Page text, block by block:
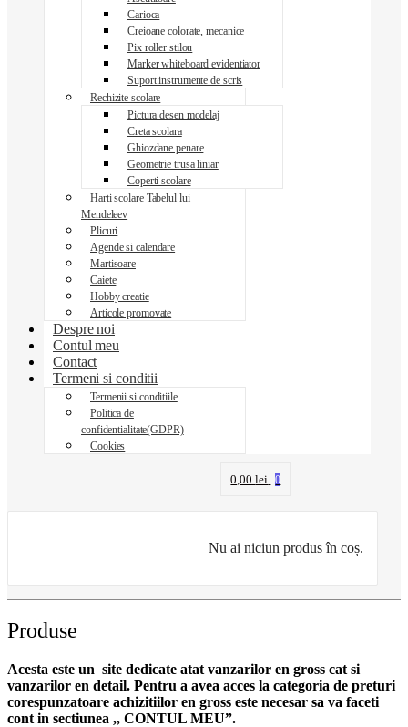
Carioca
Creioane colorate, mecanice
Pix roller stilou
Marker whiteboard evidentiator
Suport instrumente de scris
Rechizite scolare
Pictura desen modelaj
Creta scolara
Ghiozdane penare
Geometrie trusa liniar
Coperti scolare
Harti scolare Tabelul lui
Mendeleev
Plicuri
Agende si calendare
Martisoare
Caiete
Hobby creatie
Articole promovate
Despre noi
Contul meu
Contact
Termeni si conditii
Termenii si conditiile
Politica de
confidentialitate(GDPR)
Cookies
0,00lei 0
Nu ai niciun produs în coș.
Produse
Acesta este un site dedicate atat vanzarilor en gross cat si
vanzarilor en detail. Pentru a avea acces la categoria de preturi
corespunzatoare achizitiilor en gross este necesar sa va faceti
cont in sectiunea ,, CONTUL MEU”.